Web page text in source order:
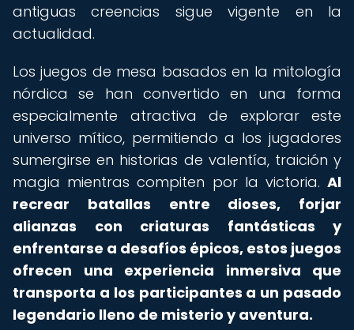
antiguas creencias sigue vigente en la
actualidad.
Los juegos de mesa basados en la mitología
nórdica se han convertido en una forma
especialmente atractiva de explorar este
universo mítico, permitiendo a los jugadores
sumergirse en historias de valentía, traición y
magia mientras compiten por la victoria. Al
recrear batallas entre dioses, forjar
alianzas con criaturas fantásticas y
enfrentarse a desafíos épicos, estos juegos
ofrecen una experiencia inmersiva que
transporta a los participantes a un pasado
legendario lleno de misterio y aventura.